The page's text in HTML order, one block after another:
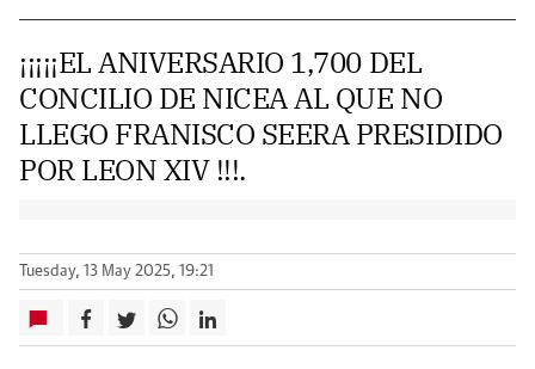
¡¡¡¡¡EL ANIVERSARIO 1,700 DEL
CONCILIO DE NICEA AL QUE NO
LLEGO FRANISCO SEERA PRESIDIDO
POR LEON XIV !!!.
Tuesday, 13 May 2025, 19:21